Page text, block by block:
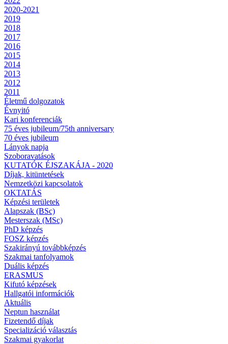
2020-2021
2019
2018
2017
2016
2015
2014
2013
2012
2011
Életmű dolgozatok
Évnyitó
Kari konferenciák
75 éves jubileum/75th anniversary
70 éves jubileum
Lányok napja
Szoboravatások
KUTATÓK ÉJSZAKÁJA - 2020
Díjak, kitüntetések
Nemzetközi kapcsolatok
OKTATÁS
Képzési területek
Alapszak (BSc)
Mesterszak (MSc)
PhD képzés
FOSZ képzés
Szakirányú továbbképzés
Szakmai tanfolyamok
Duális képzés
ERASMUS
Kifutó képzések
Hallgatói információk
Aktuális
Neptun használat
Fizetendő díjak
Specializáció választás
Szakmai gyakorlat